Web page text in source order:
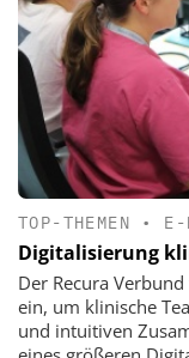
TOP-THEMEN • E-
Digitalisierung
Der Recura
ein, um klinische
und intuitiven